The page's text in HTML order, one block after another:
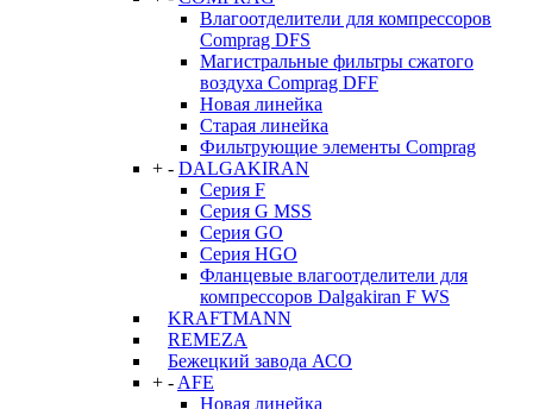
Влагоотделители для компрессоров
Comprag DFS
Магистральные фильтры сжатого
воздуха Comprag DFF
Новая линейка
Старая линейка
Фильтрующие элементы Comprag
+ - DALGAKIRAN
Серия F
Серия G MSS
Серия GO
Серия HGO
Фланцевые влагоотделители для
компрессоров Dalgakiran F WS
KRAFTMANN
REMEZA
Бежецкий завода АСО
+ - AFE
Новая линейка